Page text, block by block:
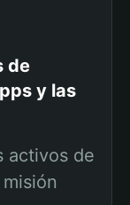
de
y las
activos de